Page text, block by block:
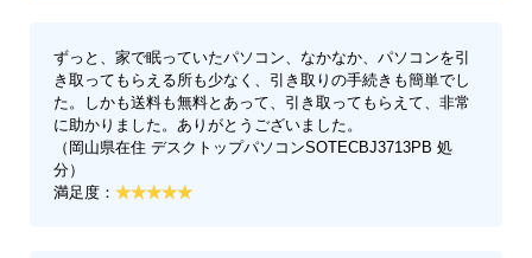
ずっと、家で眠っていたパソコン、なかなか、パソコンを引
き取ってもらえる所も少なく、引き取りの手続きも簡単でし
た。しかも送料も無料とあって、引き取ってもらえて、非常
に助かりました。ありがとうございました。
（岡山県在住 デスクトップパソコンSOTECBJ3713PB 処
分）
満足度：